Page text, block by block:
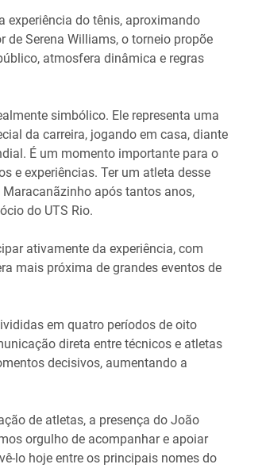
experiência do tênis, aproximando
Serena Williams, o torneio propõe
atmosfera dinâmica e regras
simbólico. Ele representa uma
da carreira, jogando em casa, diante
É um momento importante para o
e experiências. Ter um atleta desse
após tantos anos,
do UTS Rio.
ativamente da experiência, com
mais próxima de grandes eventos de
em quatro períodos de oito
direta entre técnicos e atletas
decisivos, aumentando a
de atletas, a presença do João
orgulho de acompanhar e apoiar
lo hoje entre os principais nomes do